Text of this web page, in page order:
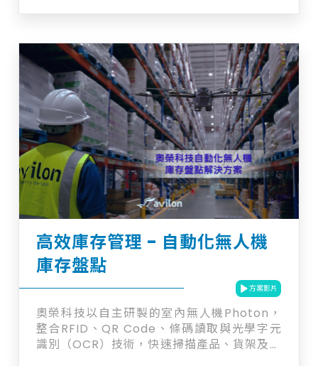
業內部行政文件自動化輸入 第三方平台提供客
戶端資料上傳與自動解析 導入效益: 降低人工
輸入成本 60–90% 縮短文件處理時間由數分
鐘 → 數秒 降低人為輸入錯誤 提升流程自動化
程度，便於後續串接 API、資料庫與 AI 系統
高效庫存管理 - 自動化無人機
庫存盤點
方案影片
奧榮科技以自主研製的室內無人機Photon，
整合RFID、QR Code、條碼讀取與光學字元
識別（OCR）技術，快速掃描產品、貨架及貨